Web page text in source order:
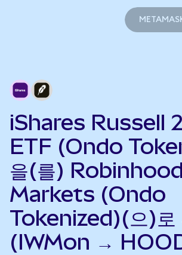
iShares Russell
ETF (Ondo
을(를) Robinhood
Markets (Ondo
Tokenized)(으)로
(IWMon →